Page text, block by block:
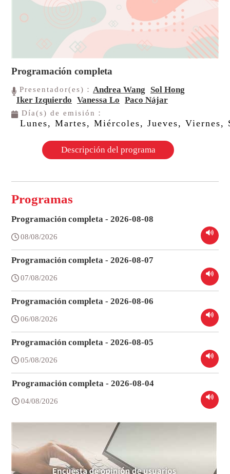
Programación completa
Presentador(es)： Andrea Wang
Sol Hong
Iker Izquierdo Vanessa Lo Paco Nájar
Día(s) de emisión：
Lunes, Martes, Miércoles, Jueves, Viernes,
Descripción del programa
Programas
Programación completa - 2026-08-08
08/08/2026
Programación completa - 2026-08-07
07/08/2026
Programación completa - 2026-08-06
06/08/2026
Programación completa - 2026-08-05
05/08/2026
Programación completa - 2026-08-04
04/08/2026